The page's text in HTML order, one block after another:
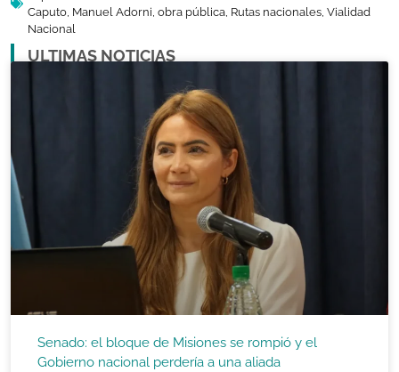
Caputo, Manuel Adorni, obra pública, Rutas nacionales, Vialidad
Nacional
ULTIMAS NOTICIAS
Senado: el bloque de Misiones se rompió y el
Gobierno nacional perdería a una aliada